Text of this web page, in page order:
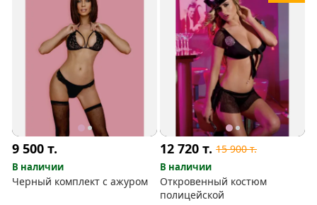
9 500т.
В наличии
Черный комплект с ажуром
12 720т. 15 900т.
В наличии
Откровенный костюм
полицейской